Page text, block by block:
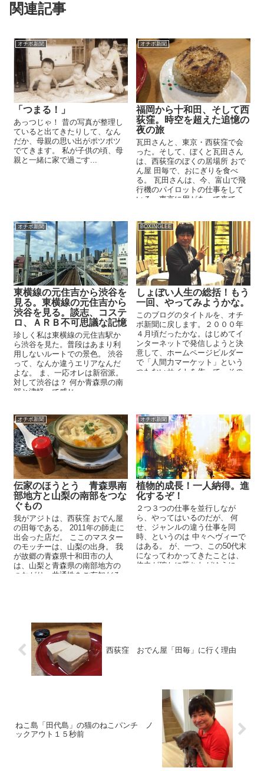
関連記事
オチボ新聞
「つまる！」
あっつじゃ！ 昔の写真が整理し
ていると出てきたりして、なん
だか、母親の思い出がポツポツ
でてきます。 私が子供の頃、母
親と一緒に家で過ごす...
オチボ新聞
福岡から十和田、そして西
荻窪。時空を超えた追憶の
夜の旅
瓦田さんと、東京・西荻窪で会
った。そして、ぼくと瓦田さん
は、西荻窪のぼくの居場所 おで
ん屋 田毎で、おにぎりを食べ
る。 瓦田さんは、今、富山で飛
行機のパイロットの仕事をして
いる。東京に用があって来て、
オチボ新聞
東横線の元住吉から渋谷を
見る。東横線の元住吉から
渋谷を見る。談志、コステ
ロ、ＡＲＢ不可思議な記憶
珍しく私は東横線の元住吉駅か
ら渋谷を見た。普段はあまり利
用しないルートでの景色。 渋谷
って、なんか違うエリアなんだ
よな。 ま、一応オレは新宿派。
対して渋谷は？ 何か青森県の南
部と津軽って感じ...
BOXINGLEE
しょぼい人生の総括！もう
一回、やってみようかな。
このブログのタイトルを、オチ
ボ新聞に戻します。２０００年
４月頃だったかな。はじめてイ
ンターネットで発信しようと決
意して、ホームページビルダー
で「人間力マーケット」という
つたないサイトを作って、その
オチボ新聞
伝家のほうとう 青森県南
部地方と山梨の南部をつな
ぐもの
我がアジトは、西荻窪 おでん屋
の田毎である。 2011年の師走に
出会った店だ。 ここのマスター
のモッチーは、山梨の出身。 我
が故郷の青森県十和田市の人
は、山梨と青森県の南部地方の
つながり、共通性をご存知だろ
オチボ新聞
植物的成長！一人納得。進
化するぞ！
２つ３つの仕事を並行しなが
ら、やってはいるのだが、 何
せ、ジャンルの違う仕事を同
時、というのは 中々ヘヴィーで
はある。 が、一つ、この50代末
になってわかってきたことは、
体力が確かに落ちたがゆえに、
西荻窪 おでん屋「田毎」に行く理由
ねこ島「田代島」の猫のねこパンチ ノ
ックアウト１５秒前